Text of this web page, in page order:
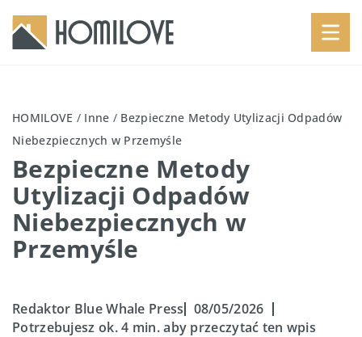
HOMILOVE / Inne / Bezpieczne Metody Utylizacji Odpadów
Niebezpiecznych w Przemyśle
Bezpieczne Metody
Utylizacji Odpadów
Niebezpiecznych w
Przemyśle
Redaktor Blue Whale Press
08/05/2026
Potrzebujesz ok. 4 min. aby przeczytać ten wpis